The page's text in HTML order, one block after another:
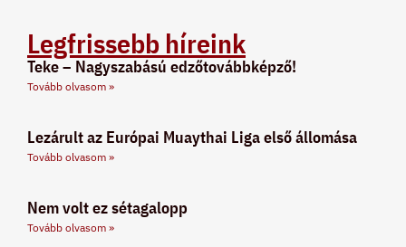
Legfrissebb híreink
Teke – Nagyszabású edzőtovábbképző!
Tovább olvasom »
Lezárult az Európai Muaythai Liga első állomása
Tovább olvasom »
Nem volt ez sétagalopp
Tovább olvasom »